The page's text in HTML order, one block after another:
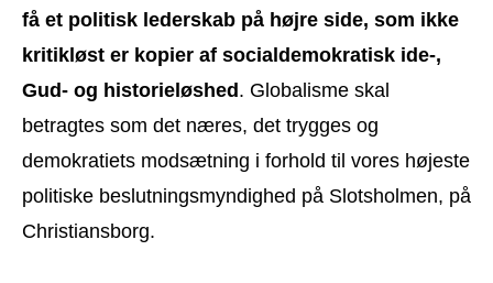
få et politisk lederskab på højre side, som ikke
kritikløst er kopier af socialdemokratisk ide-,
Gud- og historieløshed. Globalisme skal
betragtes som det næres, det trygges og
demokratiets modsætning i forhold til vores højeste
politiske beslutningsmyndighed på Slotsholmen, på
Christiansborg.